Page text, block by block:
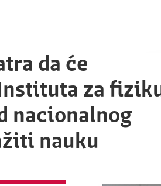
da će
za
nacionalnog
nauku